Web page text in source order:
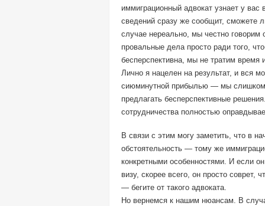
иммиграционный адвокат узнает у
сведений сразу же сообщит, сможете
случае нереально, мы честно
провальные дела просто ради того,
бесперспективна, мы не тратим
Лично я нацелен на результат, и вся
сиюминутной прибылью — мы слишком
предлагать бесперспективные
сотрудничества полностью
В связи с этим могу заметить, что в
обстоятельность — тому же
конкретными особенностями. И если
визу, скорее всего, он просто соврет,
— бегите от такого адвоката.
Но вернемся к нашим нюансам. В